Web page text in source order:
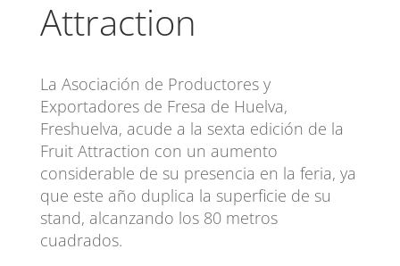
Attraction
La Asociación de Productores y
Exportadores de Fresa de Huelva,
Freshuelva, acude a la sexta edición de la
Fruit Attraction con un aumento
considerable de su presencia en la feria, ya
que este año duplica la superficie de su
stand, alcanzando los 80 metros
cuadrados.